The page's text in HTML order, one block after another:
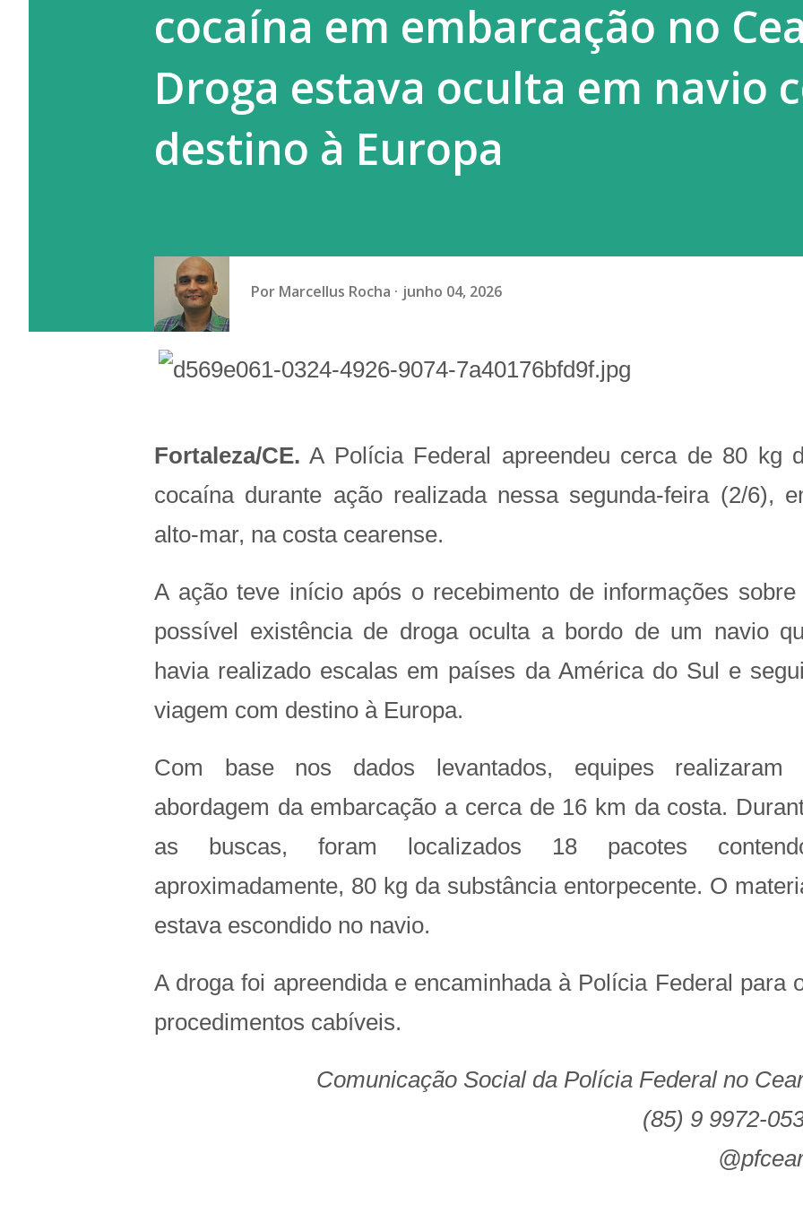
endêmica do vírus, casos importados e surtos localizados continuam
cocaína em embarcação no
Droga estava oculta em navio
destino à Europa
Por Marcellus Rocha junho 04, 2026
Fortaleza/CE. A Polícia Federal apreendeu cerca de 80 kg
cocaína durante ação realizada nessa segunda-feira (2/6),
alto-mar, na costa cearense.
A ação teve início após o recebimento de informações sobre
possível existência de droga oculta a bordo de um navio
havia realizado escalas em países da América do Sul e
viagem com destino à Europa.
Com base nos dados levantados, equipes realizaram
abordagem da embarcação a cerca de 16 km da costa.
as buscas, foram localizados 18 pacotes
aproximadamente, 80 kg da substância entorpecente. O
estava escondido no navio.
A droga foi apreendida e encaminhada à Polícia Federal para
procedimentos cabíveis.
Comunicação Social da Polícia Federal no
(85) 9 9972-
@pf